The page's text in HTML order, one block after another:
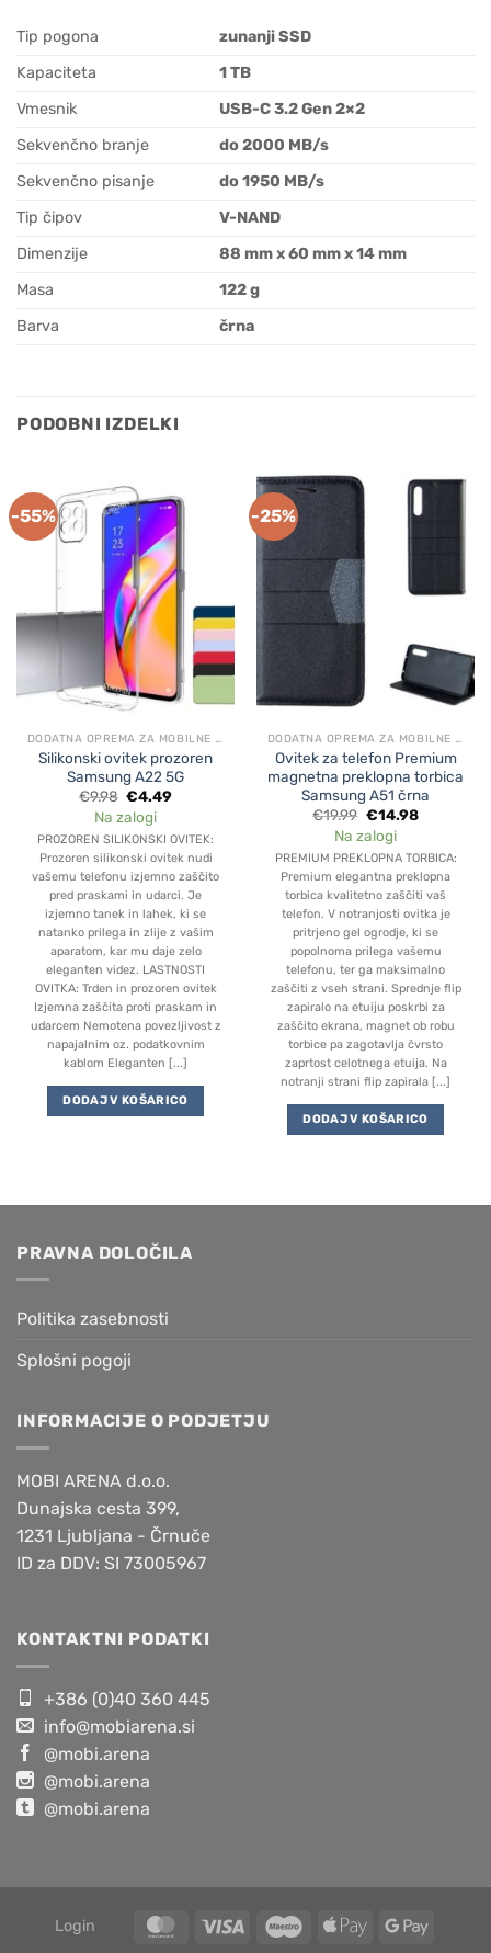
Tip pogona
zunanji SSD
Kapaciteta
1 TB
Vmesnik
USB-C 3.2 Gen 2×2
Sekvenčno branje
do 2000 MB/s
Sekvenčno pisanje
do 1950 MB/s
Tip čipov
V-NAND
Dimenzije
88 mm x 60 mm x 14 mm
Masa
122 g
Barva
črna
PODOBNI IZDELKI
-55%
DODATNA OPREMA ZA MOBILNE APARATE
Silikonski ovitek prozoren
Samsung A22 5G
€9.98 Original
price
was:
€9.98.
€4.49Current
€4.49.
Na zalogi
PROZOREN SILIKONSKI OVITEK:
Prozoren silikonski ovitek nudi
vašemu telefonu izjemno zaščito
pred praskami in udarci. Je
izjemno tanek in lahek, ki se
natanko prilega in zlije z vašim
aparatom, kar mu daje zelo
eleganten videz. LASTNOSTI
OVITKA: Trden in prozoren ovitek
Izjemna zaščita proti praskam in
udarcem Nemotena povezljivost z
napajalnim oz. podatkovnim
kablom Eleganten [...]
DODAJ V KOŠARICO
-25%
DODATNA OPREMA ZA MOBILNE APARATE
Ovitek za telefon Premium
magnetna preklopna torbica
Samsung A51 črna
€19.99 Original
price
was:
€19.99.
€14.98Current
€14.98.
Na zalogi
PREMIUM PREKLOPNA TORBICA:
Premium elegantna preklopna
torbica kvalitetno zaščiti vaš
telefon. V notranjosti ovitka je
pritrjeno gel ogrodje, ki se
popolnoma prilega vašemu
telefonu, ter ga maksimalno
zaščiti z vseh strani. Sprednje flip
zapiralo na etuiju poskrbi za
zaščito ekrana, magnet ob robu
torbice pa zagotavlja čvrsto
zaprtost celotnega etuija. Na
notranji strani flip zapirala [...]
DODAJ V KOŠARICO
PRAVNA DOLOČILA
Politika zasebnosti
Splošni pogoji
INFORMACIJE O PODJETJU
MOBI ARENA d.o.o.
Dunajska cesta 399,
1231 Ljubljana - Črnuče
ID za DDV: SI 73005967
KONTAKTNI PODATKI
+386 (0)40 360 445
info@mobiarena.si
@mobi.arena
@mobi.arena
@mobi.arena
Login